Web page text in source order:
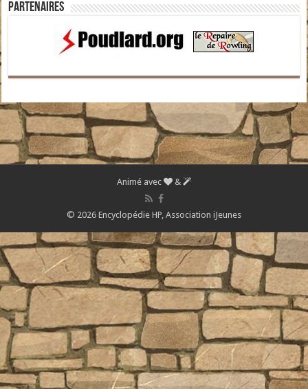
Partenaires
Animé avec &
© 2026 Encyclopédie HP, Association iJeunes